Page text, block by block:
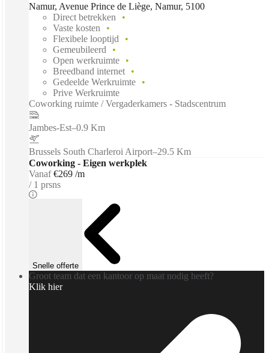
Namur, Avenue Prince de Liège, Namur, 5100
Direct betrekken
Vaste kosten
Flexibele looptijd
Gemeubileerd
Open werkruimte
Breedband internet
Gedeelde Werkruimte
Prive Werkruimte
Coworking ruimte / Vergaderkamers - Stadscentrum
Jambes-Est–0.9 Km
Brussels South Charleroi Airport–29.5 Km
Coworking - Eigen werkplek
Vanaf €269 /m
1 prsns
Snelle offerte
Groot team dat een kantoor op maat nodig heeft?
Klik hier